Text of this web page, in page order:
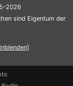
2026
sind Eigentum der
blenden]